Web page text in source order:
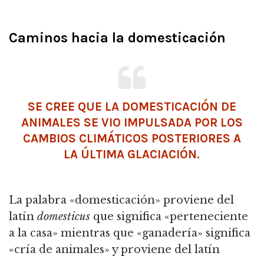
Caminos hacia la domesticación
SE CREE QUE LA DOMESTICACIÓN DE
ANIMALES SE VIO IMPULSADA POR LOS
CAMBIOS CLIMÁTICOS POSTERIORES A
LA ÚLTIMA GLACIACIÓN.
La palabra «domesticación» proviene del
latín domesticus que significa «perteneciente
a la casa» mientras que «ganadería» significa
«cría de animales» y proviene del latín